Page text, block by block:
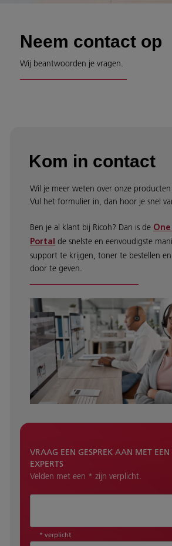
Neem contact op
Wij beantwoorden je vragen.
Kom in contact
Wil je meer weten over onze
Vul het formulier in, dan hoor je snel
Ben je al klant bij Ricoh? Dan is de One
Portal de snelste en eenvoudigste
support te krijgen, toner te bestellen
door te geven.
VRAAG EEN GESPREK AAN MET
EXPERTS
Velden met een * zijn verplicht.
* verplicht